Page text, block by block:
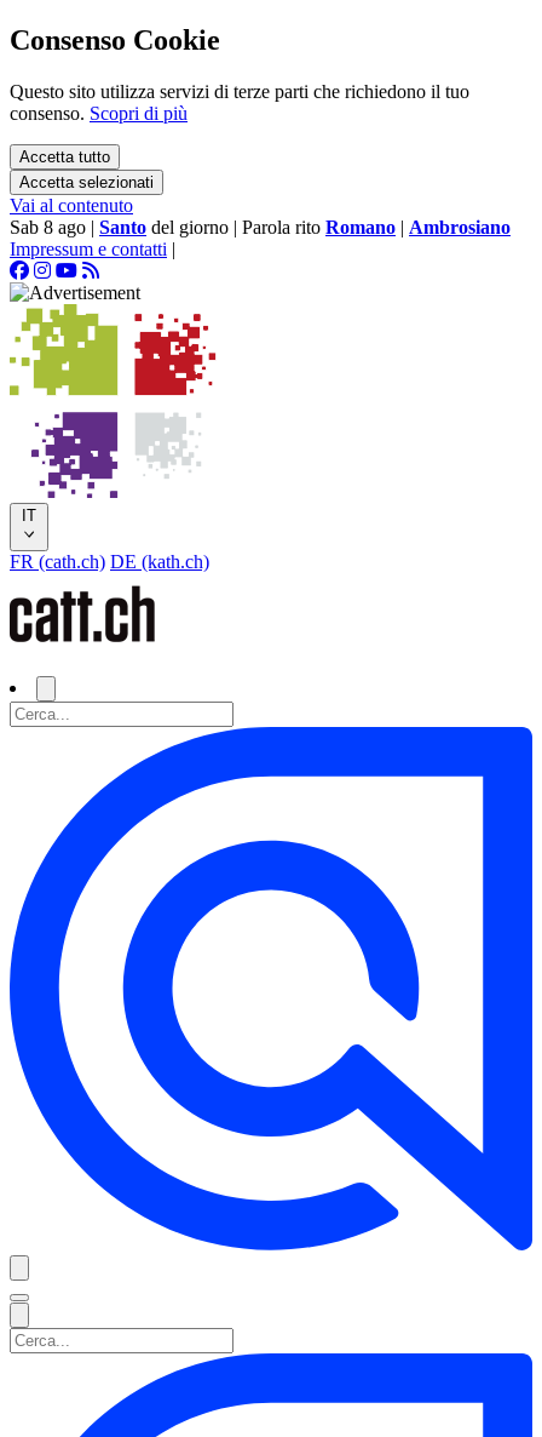
Consenso Cookie
Questo sito utilizza servizi di terze parti che richiedono il tuo
consenso. Scopri di più
Accetta tutto
Accetta selezionati
Vai al contenuto
Sab 8 ago | Santo del giorno | Parola rito Romano | Ambrosiano
Impressum e contatti |
IT
FR (cath.ch) DE (kath.ch)